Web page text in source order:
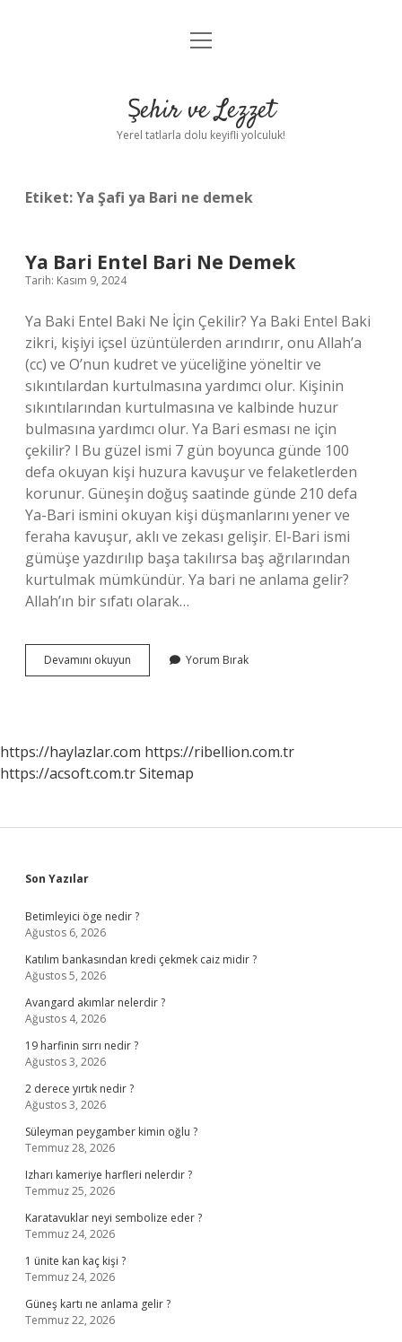
Anasayfa
Yasal Uyarı
menüyü
Şehir ve Lezzet
Yerel tatlarla dolu keyifli yolculuk!
Etiket:Ya Şafi ya Bari ne demek
Ya Bari Entel Bari Ne Demek
Tarih: Kasım 9, 2024
Ya Baki Entel Baki Ne İçin Çekilir? Ya Baki Entel Baki
zikri, kişiyi içsel üzüntülerden arındırır, onu Allah’a
(cc) ve O’nun kudret ve yüceliğine yöneltir ve
sıkıntılardan kurtulmasına yardımcı olur. Kişinin
sıkıntılarından kurtulmasına ve kalbinde huzur
bulmasına yardımcı olur. Ya Bari esması ne için
çekilir? l Bu güzel ismi 7 gün boyunca günde 100
defa okuyan kişi huzura kavuşur ve felaketlerden
korunur. Güneşin doğuş saatinde günde 210 defa
Ya-Bari ismini okuyan kişi düşmanlarını yener ve
feraha kavuşur, aklı ve zekası gelişir. El-Bari ismi
gümüşe yazdırılıp başa takılırsa baş ağrılarından
kurtulmak mümkündür. Ya bari ne anlama gelir?
Allah’ın bir sıfatı olarak…
Devamını okuyun
Bari
Yorum Bırak
https://haylazlar.com https://ribellion.com.tr
https://acsoft.com.trSitemap
Sidebar
Son Yazılar
Betimleyici öge nedir ?
Ağustos 6, 2026
Katılım bankasından kredi çekmek caiz midir ?
Ağustos 5, 2026
Avangard akımlar nelerdir ?
Ağustos 4, 2026
19 harfinin sırrı nedir ?
Ağustos 3, 2026
2 derece yırtık nedir ?
Ağustos 3, 2026
Süleyman peygamber kimin oğlu ?
Temmuz 28, 2026
Izharı kameriye harfleri nelerdir ?
Temmuz 25, 2026
Karatavuklar neyi sembolize eder ?
Temmuz 24, 2026
1 ünite kan kaç kişi ?
Temmuz 24, 2026
Güneş kartı ne anlama gelir ?
Temmuz 22, 2026